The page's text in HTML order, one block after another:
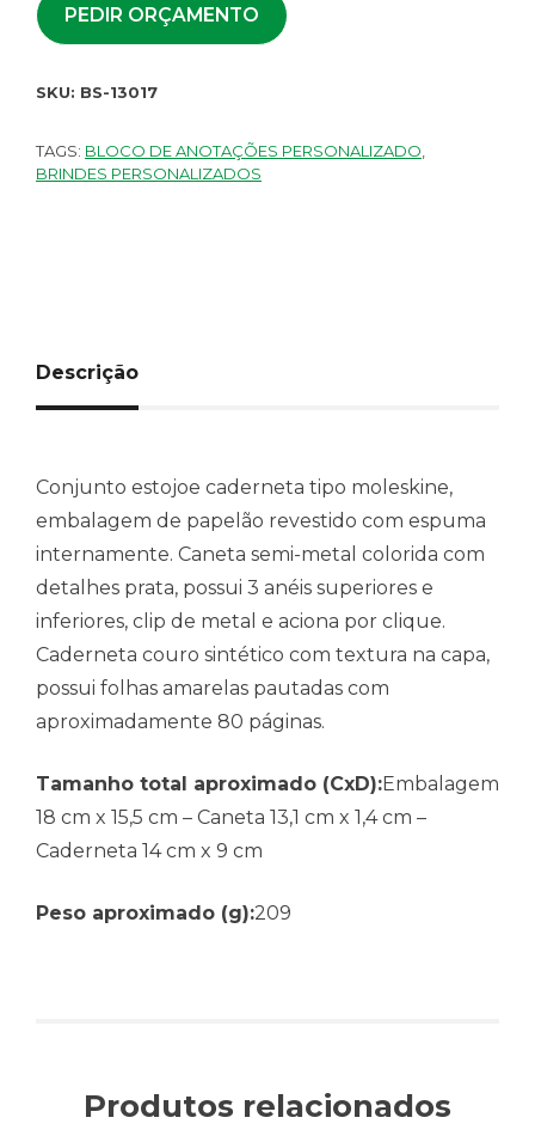
PEDIR ORÇAMENTO
SKU: BS-13017
TAGS: BLOCO DE ANOTAÇÕES PERSONALIZADO
BRINDES PERSONALIZADOS
Descrição
Conjunto estojoe caderneta tipo moleskine,
embalagem de papelão revestido com espuma
internamente. Caneta semi-metal colorida com
detalhes prata, possui 3 anéis superiores e
inferiores, clip de metal e aciona por clique.
Caderneta couro sintético com textura na capa,
possui folhas amarelas pautadas com
aproximadamente 80 páginas.
Tamanho total aproximado (CxD):Embalagem
18 cm x 15,5 cm – Caneta 13,1 cm x 1,4 cm –
Caderneta 14 cm x 9 cm
Peso aproximado (g):209
Produtos relacionados